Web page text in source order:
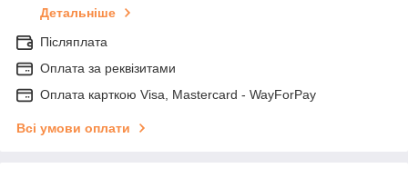
Детальніше
Післяплата
Оплата за реквізитами
Оплата карткою Visa, Mastercard - WayForPay
Всі умови оплати